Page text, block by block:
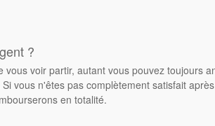
?
voir partir, autant vous pouvez toujours
vous n'êtes pas complètement satisfait
en totalité.